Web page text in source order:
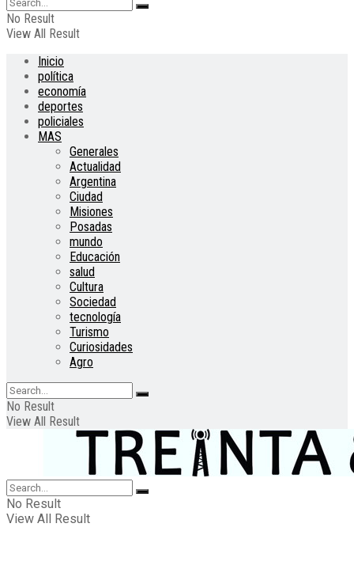
No Result
View All Result
Inicio
política
economía
deportes
policiales
MAS
Generales
Actualidad
Argentina
Ciudad
Misiones
Posadas
mundo
Educación
salud
Cultura
Sociedad
tecnología
Turismo
Curiosidades
Agro
No Result
View All Result
No Result
View All Result